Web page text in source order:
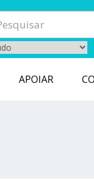
APOIAR